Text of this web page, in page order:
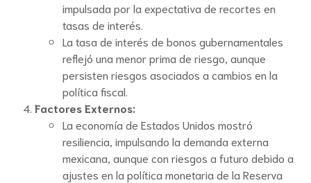
impulsada por la expectativa de recortes en
tasas de interés.
La tasa de interés de bonos gubernamentales
reflejó una menor prima de riesgo, aunque
persisten riesgos asociados a cambios en la
política fiscal.
Factores Externos:
La economía de Estados Unidos mostró
resiliencia, impulsando la demanda externa
mexicana, aunque con riesgos a futuro debido a
ajustes en la política monetaria de la Reserva